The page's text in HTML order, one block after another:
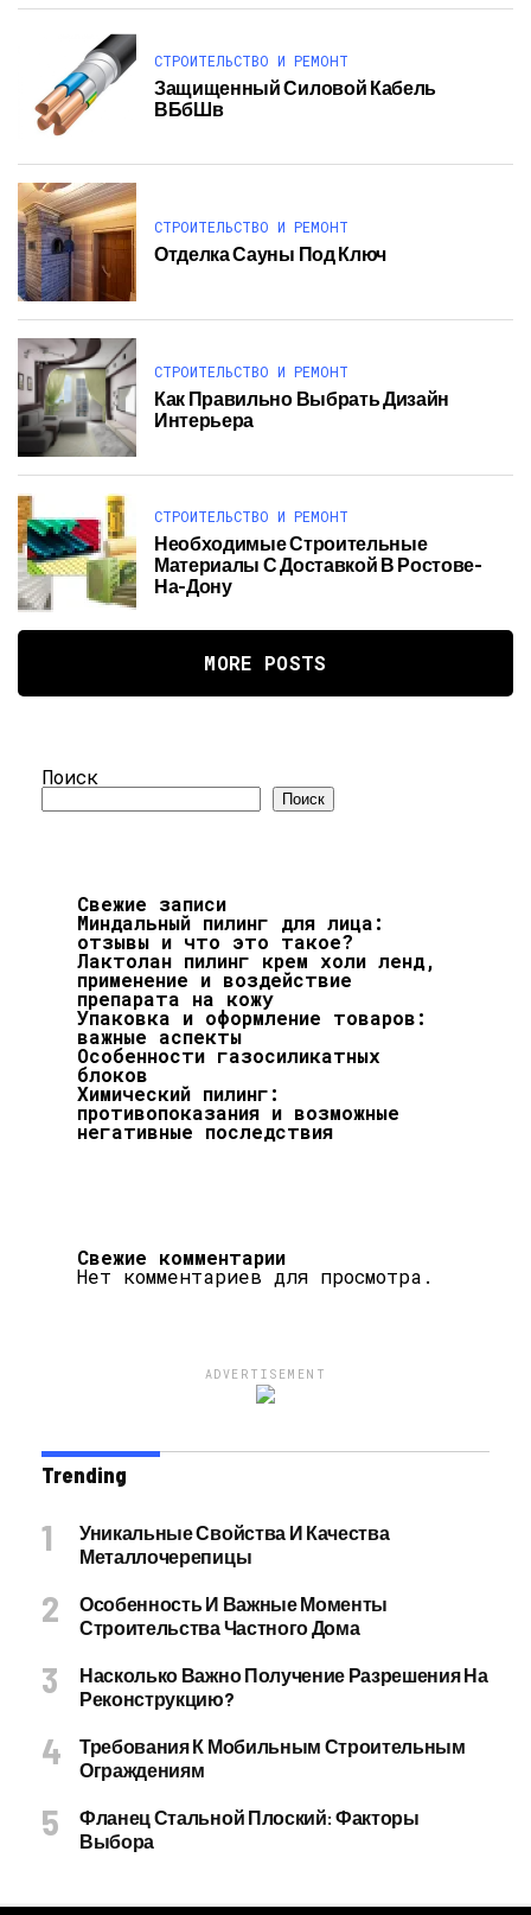
СТРОИТЕЛЬСТВО И РЕМОНТ
Защищенный Силовой Кабель
ВБбШв
СТРОИТЕЛЬСТВО И РЕМОНТ
Отделка Сауны Под Ключ
СТРОИТЕЛЬСТВО И РЕМОНТ
Как Правильно Выбрать Дизайн
Интерьера
СТРОИТЕЛЬСТВО И РЕМОНТ
Необходимые Строительные
Материалы С Доставкой В Ростове-
На-Дону
MORE POSTS
Поиск
Поиск
Свежие записи
Миндальный пилинг для лица:
отзывы и что это такое?
Лактолан пилинг крем холи ленд,
применение и воздействие
препарата на кожу
Упаковка и оформление товаров:
важные аспекты
Особенности газосиликатных
блоков
Химический пилинг:
противопоказания и возможные
негативные последствия
Свежие комментарии
Нет комментариев для просмотра.
ADVERTISEMENT
Trending
Уникальные Свойства И Качества
Металлочерепицы
Особенность И Важные Моменты
Строительства Частного Дома
Насколько Важно Получение Разрешения На
Реконструкцию?
Требования К Мобильным Строительным
Ограждениям
Фланец Стальной Плоский: Факторы
Выбора